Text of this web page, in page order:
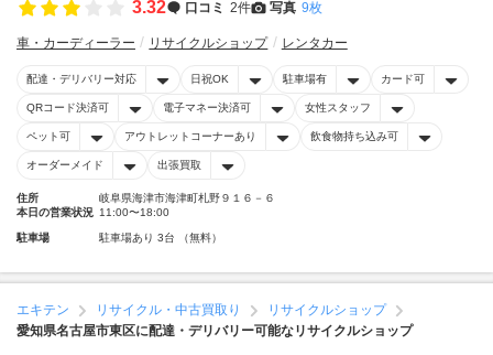
3.32 口コミ 2件 写真 9枚
車・カーディーラー リサイクルショップ レンタカー
配達・デリバリー対応 日祝OK 駐車場有 カード可
QRコード決済可 電子マネー決済可 女性スタッフ
ペット可 アウトレットコーナーあり 飲食物持ち込み可
オーダーメイド 出張買取
住所
岐阜県海津市海津町札野９１６－６
本日の営業状況 11:00〜18:00
駐車場 駐車場あり 3台 （無料）
エキテン リサイクル・中古買取り
リサイクルショップ
愛知県名古屋市東区に配達・デリバリー可能なリサイクルショップ